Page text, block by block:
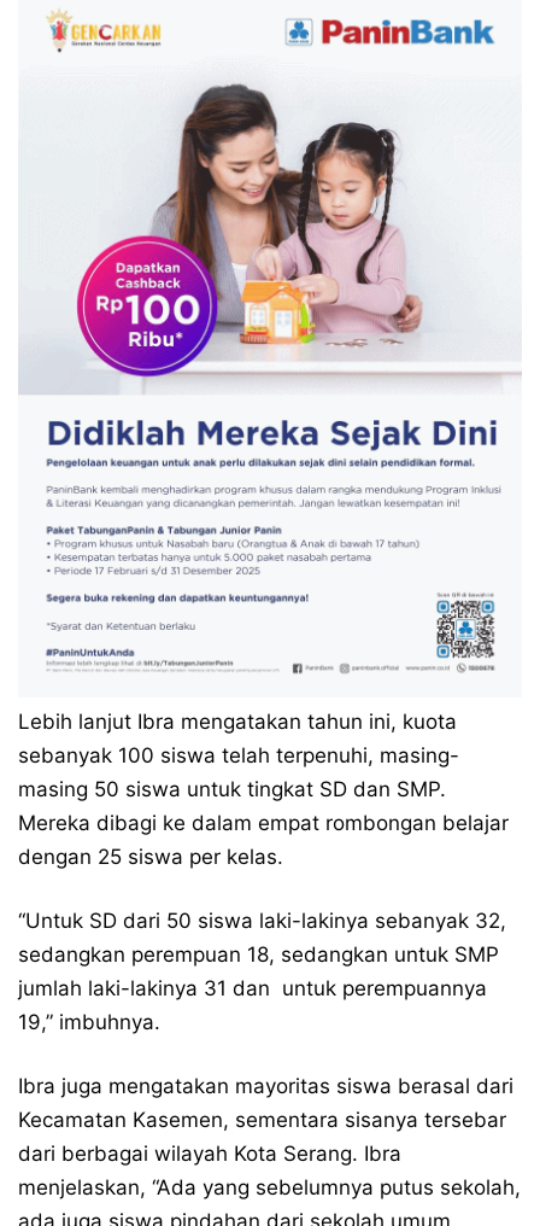
Lebih lanjut Ibra mengatakan tahun ini, kuota
sebanyak 100 siswa telah terpenuhi, masing-
masing 50 siswa untuk tingkat SD dan SMP.
Mereka dibagi ke dalam empat rombongan belajar
dengan 25 siswa per kelas.
“Untuk SD dari 50 siswa laki-lakinya sebanyak 32,
sedangkan perempuan 18, sedangkan untuk SMP
jumlah laki-lakinya 31 dan untuk perempuannya
19,” imbuhnya.
Ibra juga mengatakan mayoritas siswa berasal dari
Kecamatan Kasemen, sementara sisanya tersebar
dari berbagai wilayah Kota Serang. Ibra
menjelaskan, “Ada yang sebelumnya putus sekolah,
ada juga siswa pindahan dari sekolah umum.